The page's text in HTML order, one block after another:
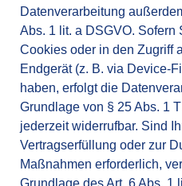
Datenverarbeitung
Abs. 1 lit. a DSGVO.
Cookies oder in den Zugriff
Endgerät (z. B. via Device-
haben, erfolgt die
Grundlage von § 25 Abs. 1
jederzeit widerrufbar. Sind
Vertragserfüllung oder zur
Maßnahmen erforderlich,
Grundlage des Art. 6 Abs. 1